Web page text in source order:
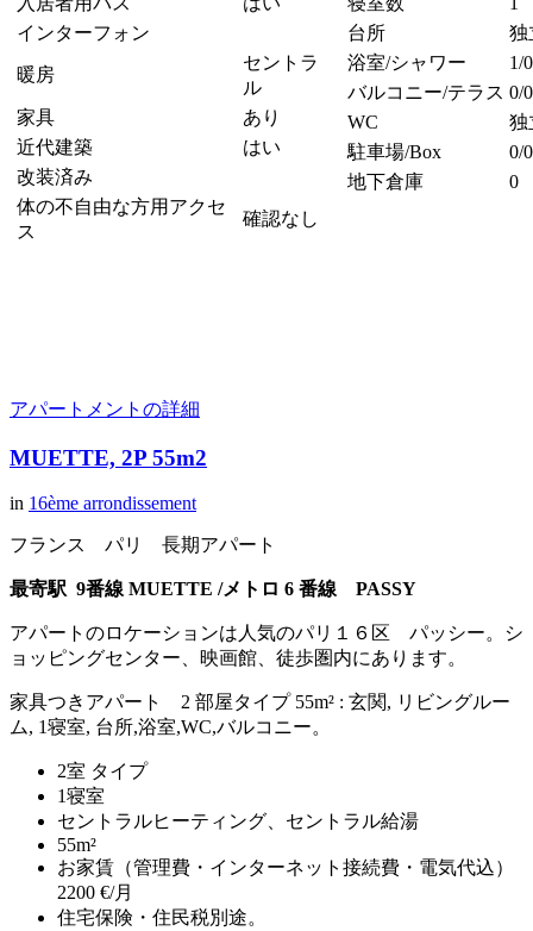
インターフォン
暖房
セントラ
ル
家具
あり
近代建築
はい
改装済み
体の不自由な方用アクセ
ス
確認なし
台所
独
浴室/シャワー
1/0
バルコニー/テラス 0/0
WC
独
駐車場/Box
0/0
地下倉庫
0
アパートメントの詳細
MUETTE, 2P 55m2
in 16ème arrondissement
フランス パリ 長期アパート
最寄駅 9番線 MUETTE /メトロ 6 番線 PASSY
アパートのロケーションは人気のパリ１６区 パッシー。シ
ョッピングセンター、映画館、徒歩圏内にあります。
家具つきアパート 2 部屋タイプ 55m² : 玄関, リビングルー
ム, 1寝室, 台所,浴室,WC,バルコニー。
2室 タイプ
1寝室
セントラルヒーティング、セントラル給湯
55m²
お家賃（管理費・インターネット接続費・電気代込）
2200 €/月
住宅保険・住民税別途。